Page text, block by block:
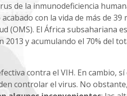
de la inmunodeficiencia
con la vida de más de
(OMS). El África subsahariana
y acumulando el 70% del
contra el VIH. En cambio,
controlar el virus. No